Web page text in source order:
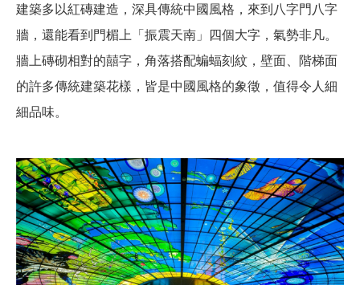
建築多以紅磚建造，深具傳統中國風格，來到八字門八字
牆，還能看到門楣上「振震天南」四個大字，氣勢非凡。
牆上磚砌相對的囍字，角落搭配蝙蝠刻紋，壁面、階梯面
的許多傳統建築花樣，皆是中國風格的象徵，值得令人細
細品味。